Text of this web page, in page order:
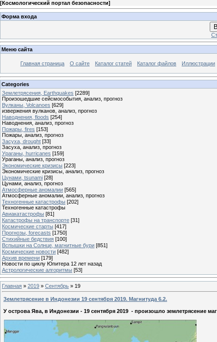
[Космологический портал безопасности]
Форма входа
Меню сайта
Главная страница О сайте Каталог статей Каталог файлов Иллюстрации
Categories
Землетрясения, Earthquakes [2289]
Произошедшие сейсмособытия, анализ, прогноз
Вулканы, Volcanoes [629]
извержения вулканов, анализ, прогноз
Наводнения, floods [254]
Наводнения, анализ, прогноз
Пожары, fires [153]
Пожары, анализ, прогноз
Засуха, drought [33]
Засуха, анализ, прогноз
Ураганы, hurricanes [159]
Ураганы, анализ, прогноз
Экономические кризисы [223]
Экономические кризисы, анализ, прогноз
Цунами, tsunami [28]
Цунами, анализ, прогноз
Атмосферные аномалии [565]
Атмосферные аномалии, анализ, прогноз
Техногенные катастрофы [202]
Техногенные катастрофы
Авиакатастрофы [81]
Катастрофы на транспорте [31]
Космические старты [417]
Прогнозы, forecasts [1750]
Стихийные бедствия [100]
Вспышки на Солнце, магнитные бури [851]
Космические новости [482]
Архив времени [179]
Новости по циклу Юпитера 12 лет назад
Астрологические алгоритмы [53]
Главная » 2019 » Сентябрь » 19
Землетрясение в Индонезии 19 сентября 2019. Магнитуда 6.2.
У острова Ява, в Индонезии - 19 сентября 2019 - произошло землетрясение